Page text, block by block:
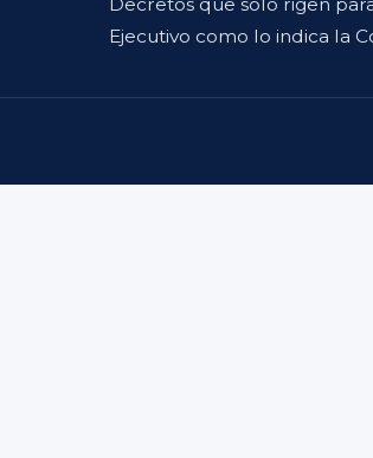
Ejecutivo como lo indica la